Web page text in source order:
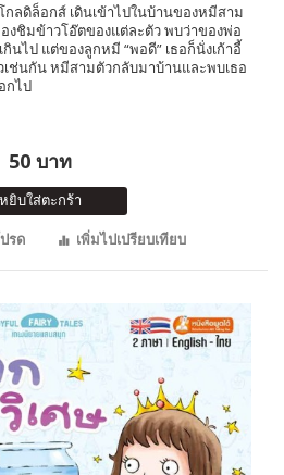
ลดิล็อกส์ เดินเข้าไปในบ้านของหมีสาม
งชิมข้าวโอ๊ตของแต่ละตัว พบว่าของพ่อ
ไป แต่ของลูกหมี “พอดี” เธอก็นั่งเก้าอี้
ช่นกัน หมีสามตัวกลับมาบ้านและพบเธอ
กไป
50 บาท
หยิบใส่ตะกร้า
รด
เพิ่มไปเปรียบเทียบ